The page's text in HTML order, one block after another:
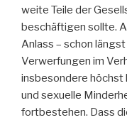
weite Teile der
beschäftigen sollte.
Anlass – schon
Verwerfungen im
insbesondere höchst
und sexuelle
fortbestehen. Dass